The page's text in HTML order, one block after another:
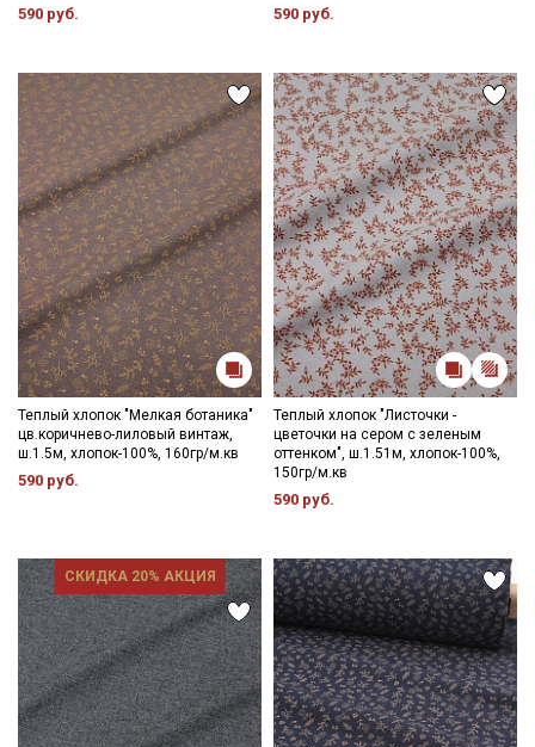
590 руб. 590 руб.
Теплый хлопок "Мелкая ботаника"
цв.коричнево-лиловый винтаж,
ш.1.5м, хлопок-100%, 160гр/м.кв
590 руб.
Теплый хлопок "Листочки -
цветочки на сером с зеленым
оттенком", ш.1.51м, хлопок-100%,
150гр/м.кв
590 руб.
СКИДКА 20% АКЦИЯ